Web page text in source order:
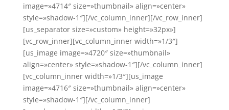
image=»4714″ size=»thumbnail» align=»center»
style=»shadow-1″][/vc_column_inner][/vc_row_inner]
[us_separator size=»custom» height=»32px»]
[vc_row_inner][vc_column_inner width=»1/3″]
[us_image image=»4720″ size=»thumbnail»
align=»center» style=»shadow-1″][/vc_column_inner]
[vc_column_inner width=»1/3″][us_image
image=»4716″ size=»thumbnail» align=»center»
style=»shadow-1″][/vc_column_inner]